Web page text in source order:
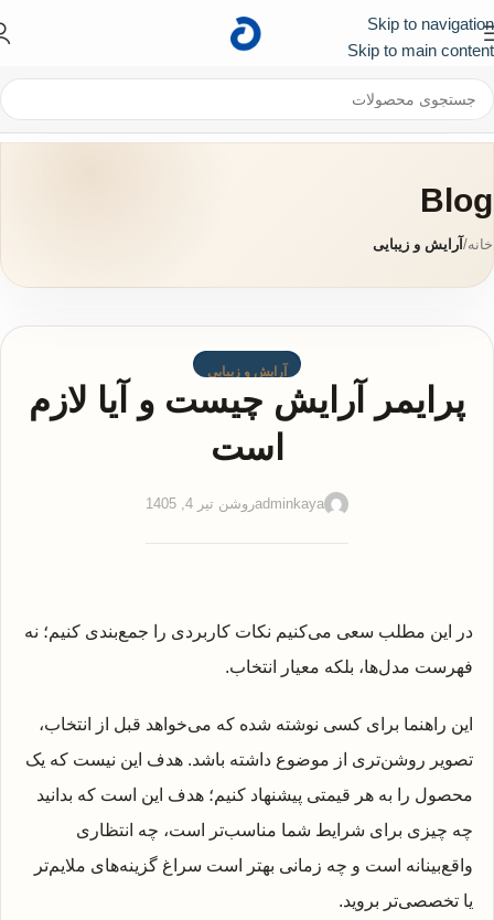
Skip to navigation
Skip to main content
Blog
خانه/ آرایش و زیبایی
آرایش و زیبایی
پرایمر آرایش چیست و آیا لازم
است
adminkayaروشن تیر 4, 1405
در این مطلب سعی می‌کنیم نکات کاربردی را جمع‌بندی کنیم؛ نه
فهرست مدل‌ها، بلکه معیار انتخاب.
این راهنما برای کسی نوشته شده که می‌خواهد قبل از انتخاب،
تصویر روشن‌تری از موضوع داشته باشد. هدف این نیست که یک
محصول را به هر قیمتی پیشنهاد کنیم؛ هدف این است که بدانید
چه چیزی برای شرایط شما مناسب‌تر است، چه انتظاری
واقع‌بینانه است و چه زمانی بهتر است سراغ گزینه‌های ملایم‌تر
یا تخصصی‌تر بروید.